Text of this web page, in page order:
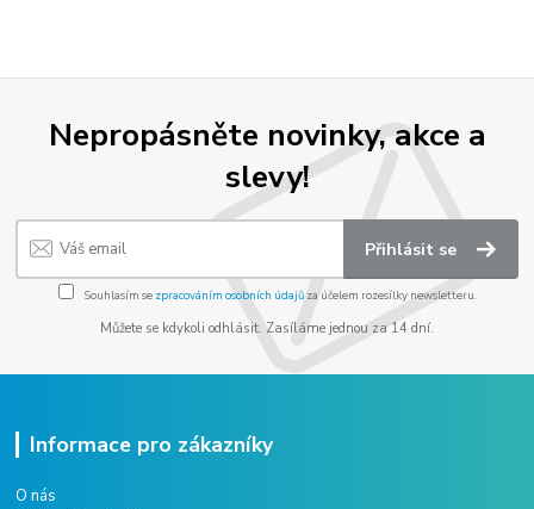
Nepropásněte novinky, akce a
slevy!
Přihlásit se
Souhlasím se zpracováním osobních údajůza účelem rozesílky newsletteru.
Můžete se kdykoli odhlásit. Zasíláme jednou za 14 dní.
Informace pro zákazníky
O nás